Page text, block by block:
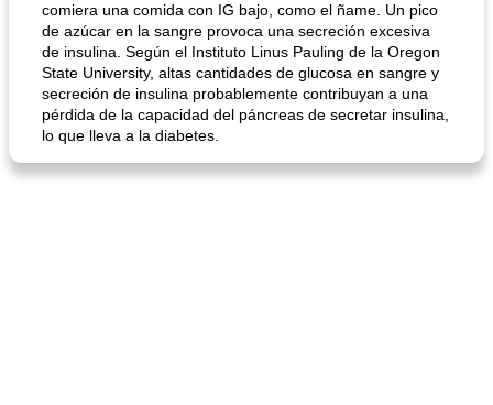
sopa de lentejas negras del chef john
comiera una comida con IG bajo, como el ñame. Un pico
de azúcar en la sangre provoca una secreción excesiva
de insulina. Según el Instituto Linus Pauling de la Oregon
State University, altas cantidades de glucosa en sangre y
secreción de insulina probablemente contribuyan a una
pérdida de la capacidad del páncreas de secretar insulina,
lo que lleva a la diabetes.